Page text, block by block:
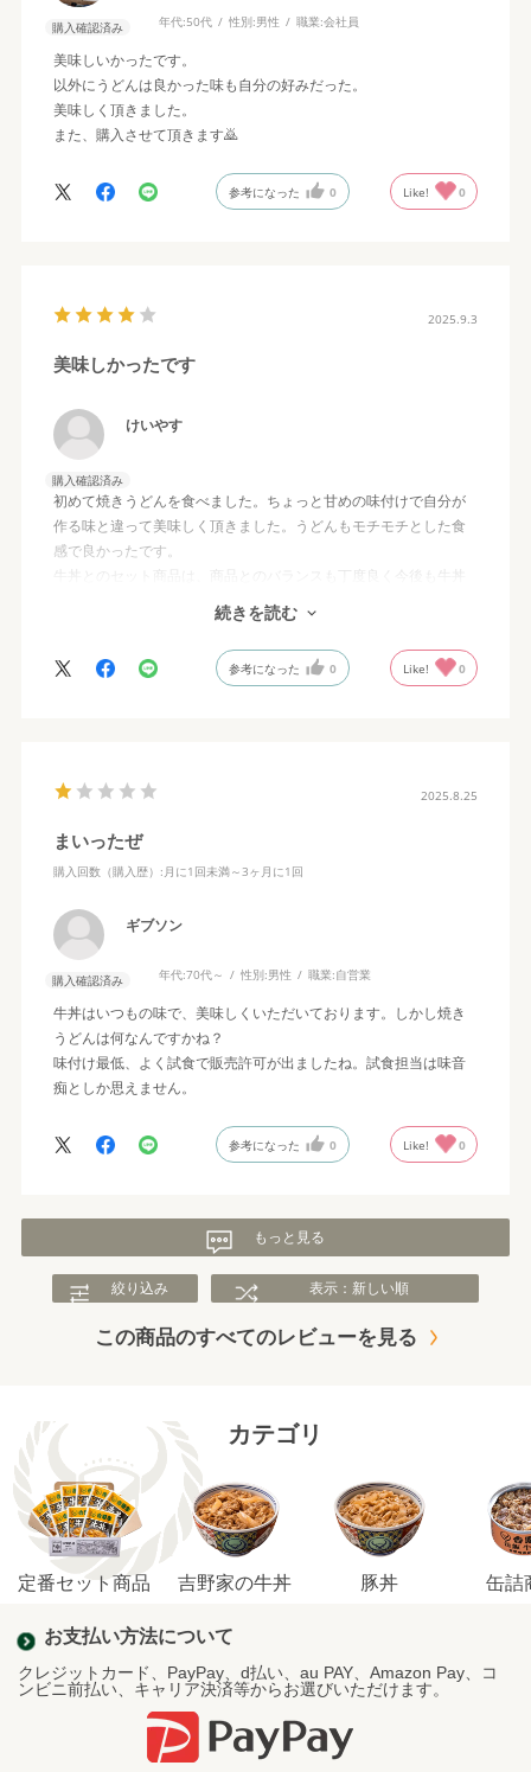
購入確認済み 年代:50代 性別:男性 職業:会社員
美味しいかったです。
以外にうどんは良かった味も自分の好みだった。
美味しく頂きました。
また、購入させて頂きます🙇
参考になった 0 Like! 0
2025.9.3
美味しかったです
けいやす
購入確認済み
初めて焼きうどんを食べました。ちょっと甘めの味付けで自分が
作る味と違って美味しく頂きました。うどんもモチモチとした食
感で良かったです。
牛丼とのセット商品は、商品とのバランスも丁度良く今後も牛丼
とのコラボセット商品を増やして頂きたいです。
リピしようとしたら売り切れだったのが残念でした。
続きを読む
参考になった 0 Like! 0
2025.8.25
まいったぜ
購入回数（購入歴） :月に1回未満～3ヶ月に1回
ギブソン
購入確認済み 年代:70代～ 性別:男性 職業:自営業
牛丼はいつもの味で、美味しくいただいております。しかし焼き
うどんは何なんですかね？
味付け最低、よく試食で販売許可が出ましたね。試食担当は味音
痴としか思えません。
参考になった 0 Like! 0
もっと見る
絞り込み 表示：新しい順
この商品のすべてのレビューを見る
カテゴリ
定番セット商品 吉野家の牛丼 豚丼 缶詰
お支払い方法について
クレジットカード、PayPay、d払い、au PAY、Amazon Pay、コ
ンビニ前払い、キャリア決済等からお選びいただけます。